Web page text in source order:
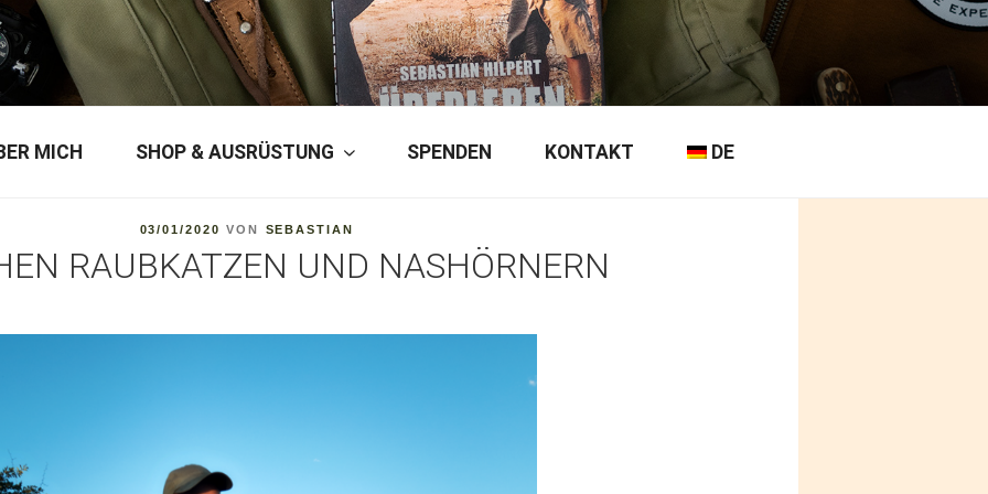
MICH SHOP & AUSRÜSTUNG SPENDEN KONTAKT DE
VERÖFFENTLICHT
03/01/2020 VON SEBASTIAN
RAUBKATZEN UND NASHÖRNERN